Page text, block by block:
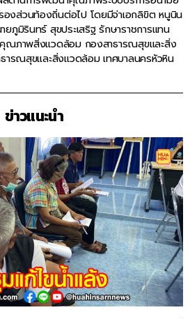
งส่วนท้องถิ่นต่อไป โดยมีจ่าเอกลิขิต หนูนิน
ภูมิรินทร์ สุขประเสริฐ รักษาราชการแทน
คุณภาพสิ่งแวดล้อม กองสาธารณสุขและสิ่ง
ารณสุขและสิ่งแวดล้อม เทศบาลนครหัวหิน
ข่าวแนะนำ